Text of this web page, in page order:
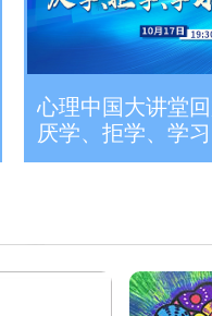
心理中国大讲堂
厌学、拒学、学